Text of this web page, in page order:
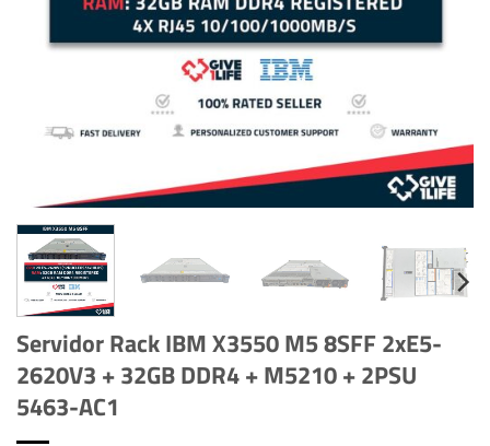
Servidor Rack IBM X3550 M5 8SFF 2xE5-
2620V3 + 32GB DDR4 + M5210 + 2PSU
5463-AC1